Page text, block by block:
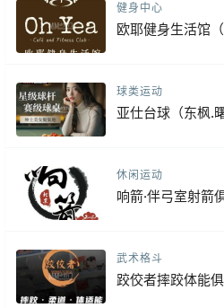
健身中心
欧耶健身生活馆
球类运动
亚仕台球（东枫.
休闲运动
响箭·伴弓室射箭
武术格斗
跤佼者摔跤体能